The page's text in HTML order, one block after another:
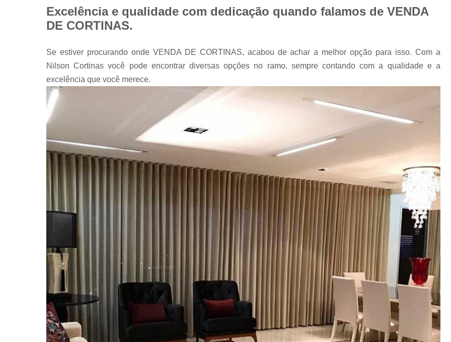
Cobertura Toldo para Garagem
Excelência e qualidade com dedicação quando falamos de VENDA
DE CORTINAS.
Se estiver procurando onde VENDA DE CORTINAS, acabou de achar a melhor opção para isso. Com a
Nilson Cortinas você pode encontrar diversas opções no ramo, sempre contando com a qualidade e a
excelência que você merece.